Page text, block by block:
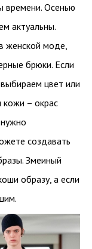
времени. Осенью
актуальны.
женской моде,
брюки. Если
цвет или
– окрас
создавать
Змеиный
образу, а если